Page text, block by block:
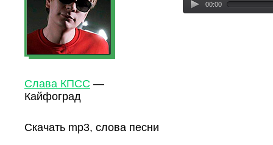
Слава КПСС —
Кайфоград
00:00
Скачать mp3, слова песни